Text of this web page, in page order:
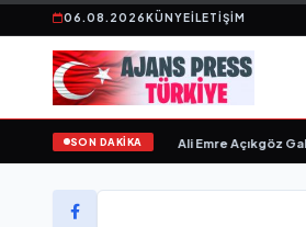
06.08.2026KÜNYEİLETIŞIM
SON DAKİKA
“ yayımlandı• Ali Emre Açıkgöz Galimidi,